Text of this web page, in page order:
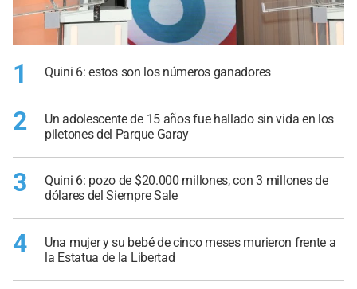
1 Quini 6: estos son los números ganadores
2
Un adolescente de 15 años fue hallado sin vida en los
piletones del Parque Garay
3
Quini 6: pozo de $20.000 millones, con 3 millones de
dólares del Siempre Sale
4
Una mujer y su bebé de cinco meses murieron frente a
la Estatua de la Libertad